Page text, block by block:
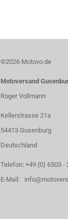
©2026 Motovo.de
Motoversand
Roger Vollmann
Kellerstrasse 21a
54413 Gusenburg
Deutschland
Telefon: +49 (0) 6503 -
E-Mail: